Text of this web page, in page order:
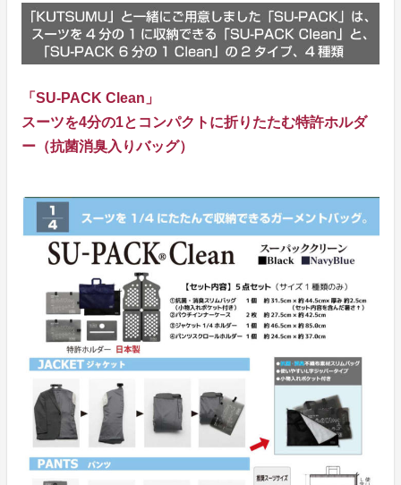
「SU-PACK Clean」
スーツを4分の1とコンパクトに折りたたむ特許ホルダ
ー（抗菌消臭入りバッグ）